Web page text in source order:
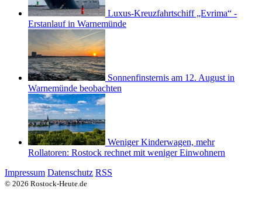
Luxus-Kreuzfahrtschiff „Evrima“ -
Erstanlauf in Warnemünde
Sonnenfinsternis am 12. August in
Warnemünde beobachten
Weniger Kinderwagen, mehr
Rollatoren: Rostock rechnet mit weniger Einwohnern
Impressum Datenschutz RSS
© 2026 Rostock-Heute.de